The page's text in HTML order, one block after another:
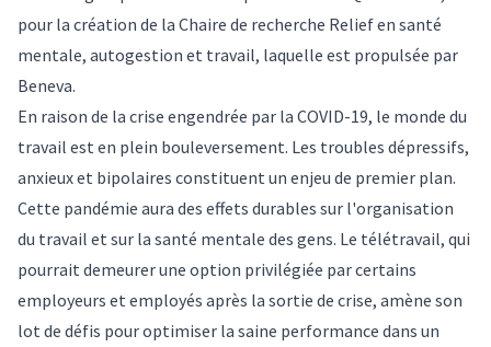
pour la création de la Chaire de recherche Relief en santé
mentale, autogestion et travail, laquelle est propulsée par
Beneva.
En raison de la crise engendrée par la COVID-19, le monde du
travail est en plein bouleversement. Les troubles dépressifs,
anxieux et bipolaires constituent un enjeu de premier plan.
Cette pandémie aura des effets durables sur l'organisation
du travail et sur la santé mentale des gens. Le télétravail, qui
pourrait demeurer une option privilégiée par certains
employeurs et employés après la sortie de crise, amène son
lot de défis pour optimiser la saine performance dans un